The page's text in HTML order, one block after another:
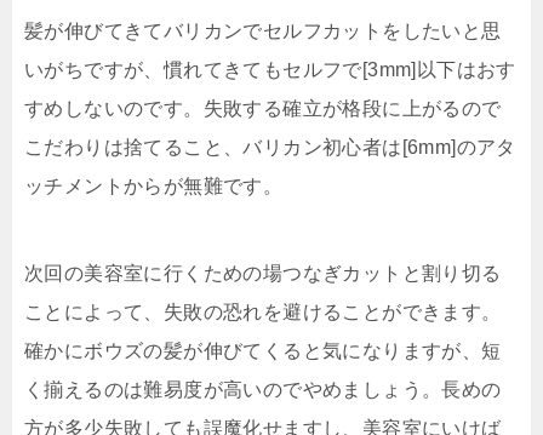
髪が伸びてきてバリカンでセルフカットをしたいと思
いがちですが、慣れてきてもセルフで[3mm]以下はおす
すめしないのです。失敗する確立が格段に上がるので
こだわりは捨てること、バリカン初心者は[6mm]のアタ
ッチメントからが無難です。
次回の美容室に行くための場つなぎカットと割り切る
ことによって、失敗の恐れを避けることができます。
確かにボウズの髪が伸びてくると気になりますが、短
く揃えるのは難易度が高いのでやめましょう。長めの
方が多少失敗しても誤魔化せますし、美容室にいけば